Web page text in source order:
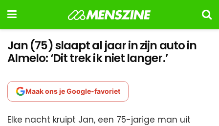
Jan (75) slaapt al jaar in zijn auto in
Almelo: ‘Dit trek ik niet langer.’
Maak ons je Google-favoriet
Elke nacht kruipt Jan, een 75-jarige man uit